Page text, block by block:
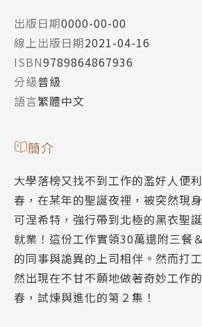
出版日期0000-00-00
線上出版日期2021-04-16
ISBN9789864867936
分級普級
語言繁體中文
簡介
大學落榜又找不到工作的濫好人便
春，在某年的聖誕夜裡，被突然現
可涅希特，強行帶到北極的黑衣聖
就業！這份工作實領30萬還附三餐
的同事與詭異的上司相伴。然而打
然出現在不甘不願地做著奇妙工作
春，試煉與進化的第２集！